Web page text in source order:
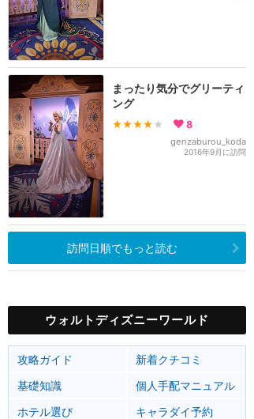
まったり気分でグリーティ
ング
★★★★ ★ 8
genzaburou_koda
2016年9月に訪問
訪問日順でもっと読む
ウォルトディズニーワールド
攻略ガイド
新着クチコミ
基礎知識
個人手配マニュアル
ホテル選び
キャラダイ予約